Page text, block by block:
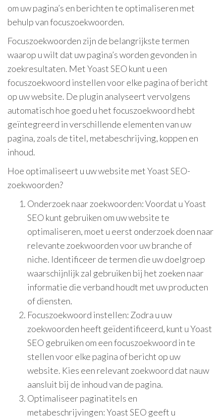
om uw pagina’s en berichten te optimaliseren met
behulp van focuszoekwoorden.
Focuszoekwoorden zijn de belangrijkste termen
waarop u wilt dat uw pagina’s worden gevonden in
zoekresultaten. Met Yoast SEO kunt u een
focuszoekwoord instellen voor elke pagina of bericht
op uw website. De plugin analyseert vervolgens
automatisch hoe goed u het focuszoekwoord hebt
geïntegreerd in verschillende elementen van uw
pagina, zoals de titel, metabeschrijving, koppen en
inhoud.
Hoe optimaliseert u uw website met Yoast SEO-
zoekwoorden?
Onderzoek naar zoekwoorden: Voordat u Yoast
SEO kunt gebruiken om uw website te
optimaliseren, moet u eerst onderzoek doen naar
relevante zoekwoorden voor uw branche of
niche. Identificeer de termen die uw doelgroep
waarschijnlijk zal gebruiken bij het zoeken naar
informatie die verband houdt met uw producten
of diensten.
Focuszoekwoord instellen: Zodra u uw
zoekwoorden heeft geïdentificeerd, kunt u Yoast
SEO gebruiken om een focuszoekwoord in te
stellen voor elke pagina of bericht op uw
website. Kies een relevant zoekwoord dat nauw
aansluit bij de inhoud van de pagina.
Optimaliseer paginatitels en
metabeschrijvingen: Yoast SEO geeft u